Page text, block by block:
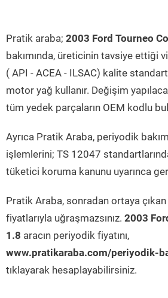
Pratik araba; 2003 Ford Tourneo
bakımında, üreticinin tavsiye ettiği
( API - ACEA - ILSAC) kalite
motor yağ kullanır. Değişim
tüm yedek parçaların OEM kodlu
Ayrıca Pratik Araba, periyodik
işlemlerini; TS 12047
tüketici koruma kanunu uyarınca
Pratik Araba, sonradan ortaya
fiyatlarıyla uğraşmazsınız. 2003
1.8 aracın periyodik fiyatını,
www.pratikaraba.com/periyodik-
tıklayarak hesaplayabilirsiniz.